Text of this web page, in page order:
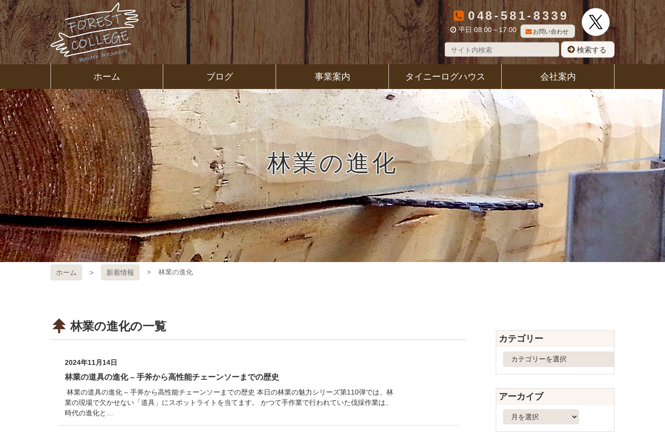
コ
ン
テ
ン
ツ
本
文
ス
キ
ッ
プ
㈱ＦＯＲ
ＥＳＴ Ｃ
ＯＬＬＥ
ＧＥ
048-581-8339
平日 08:00～17:00 お問い合わせ
検索する
ホーム ブログ 事業案内 タイニーログハウス 会社案内
林業の進化
ホーム 新着情報 林業の進化
カテゴリー
ゴ
リ
ー
アーカイブ
ー
カ
林業の進化の一覧
2024年11月14日
林業の道具の進化 – 手斧から高性能チェーンソーまでの歴史
林業の道具の進化 – 手斧から高性能チェーンソーまでの歴史 本日の林業の魅力シリーズ第110弾では、林
業の現場で欠かせない「道具」にスポットライトを当てます。 かつて手作業で行われていた伐採作業は、
時代の進化と…